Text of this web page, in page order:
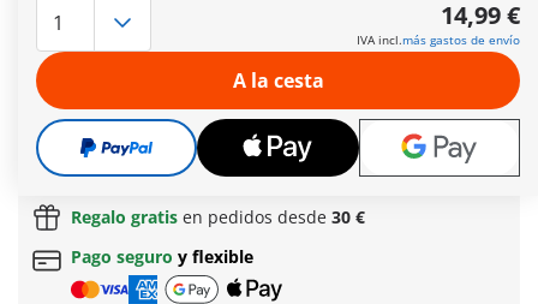
planta baja con una palanca. Roba un bolso y se escapa en su
monopatín. Pero el policía ya está persiguiendo al ladrón en
su motocicleta.
Más información
Envío gratis a partir normalde 60 € (Península y
Baleares)
Envío gratis
a partir de 60 €(Península y Baleares) |
a partir de150 €
(Canarias, Ceuta y Melilla)
Regalo gratis en pedidos desde 30 €
Pago seguro y flexible
14,99 €
IVA incl.más gastos de envío
A la cesta